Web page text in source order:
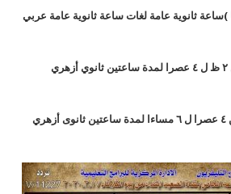
)ساعة ثانوية عامة لغات ساعة ثانوية عامة عربي
مواعيد إذاعة البرامج التعليمية على قناة الدلتا ( السادسة سابقا )من ٢ ظ ل ٤ عصرا لمدة ساعتين ثانوي أزهري
مواعيد إذاعة البرامج التعليمية على قناة الصعيد ( السابعة سابقا )من ٤ عصرا ل ٦ مساءا لمدة ساعتين ثانوى أزهري